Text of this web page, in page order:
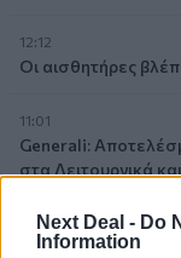
Next Deal - Do
Information
12:12
Οι αισθητήρες
11:01
Generali:
στα Λειτουργικά
10:28